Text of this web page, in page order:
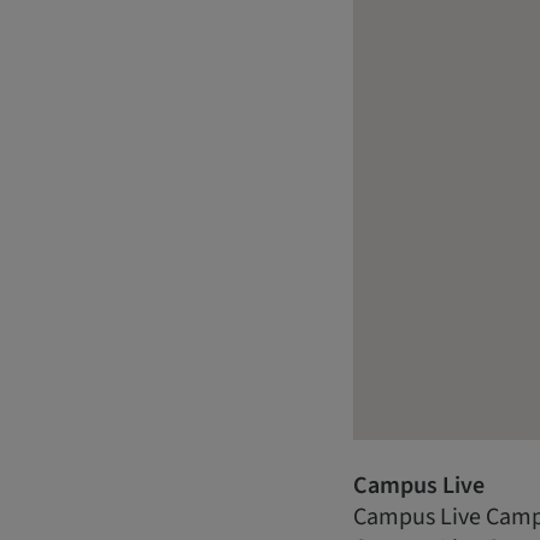
Campus Live
Campus Live